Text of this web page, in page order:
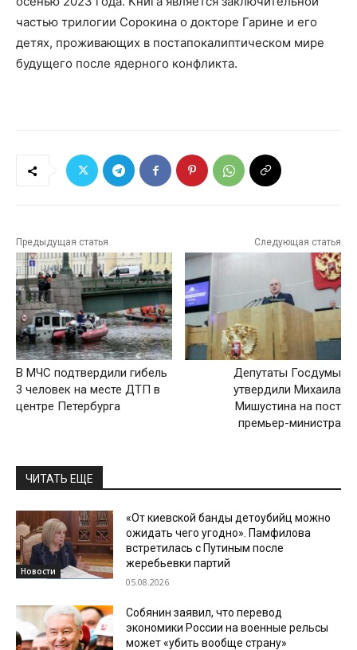
частью трилогии Сорокина о докторе Гарине и его
детях, проживающих в постапокалиптическом мире
будущего после ядерного конфликта.
Предыдущая статья
В МЧС подтвердили гибель
3 человек на месте ДТП в
центре Петербурга
Следующая статья
Депутаты Госдумы
утвердили Михаила
Мишустина на пост
премьер-министра
ЧИТАТЬ ЕЩЕ
Новости
«От киевской банды детоубийц можно
ожидать чего угодно». Памфилова
встретилась с Путиным после
жеребьевки партий
05.08.2026
Собянин заявил, что перевод
экономики России на военные рельсы
может «убить вообще страну»